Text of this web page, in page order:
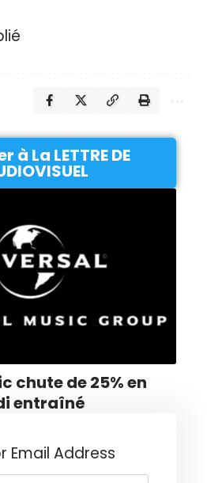
à La LETTRE DE
chute de 25% en
entraîné
Email Address